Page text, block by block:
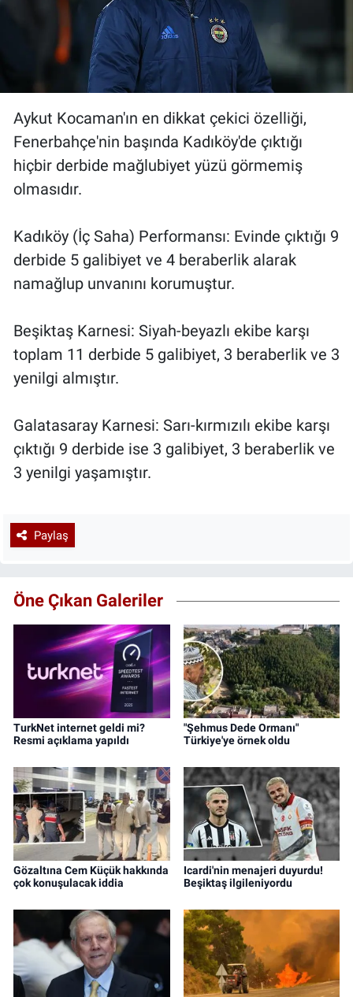
Aykut Kocaman'ın en dikkat çekici özelliği,
Fenerbahçe'nin başında Kadıköy'de çıktığı
hiçbir derbide mağlubiyet yüzü görmemiş
olmasıdır.
Kadıköy (İç Saha) Performansı: Evinde çıktığı 9
derbide 5 galibiyet ve 4 beraberlik alarak
namağlup unvanını korumuştur.
Beşiktaş Karnesi: Siyah-beyazlı ekibe karşı
toplam 11 derbide 5 galibiyet, 3 beraberlik ve 3
yenilgi almıştır.
Galatasaray Karnesi: Sarı-kırmızılı ekibe karşı
çıktığı 9 derbide ise 3 galibiyet, 3 beraberlik ve
3 yenilgi yaşamıştır.
Paylaş
Öne Çıkan Galeriler
TurkNet internet geldi mi?
Resmi açıklama yapıldı
"Şehmus Dede Ormanı"
Türkiye'ye örnek oldu
Gözaltına Cem Küçük hakkında
çok konuşulacak iddia
Icardi'nin menajeri duyurdu!
Beşiktaş ilgileniyordu